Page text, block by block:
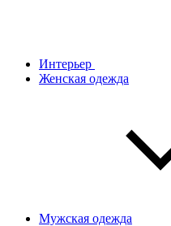
Интерьер
Женская одежда
Мужская одежда